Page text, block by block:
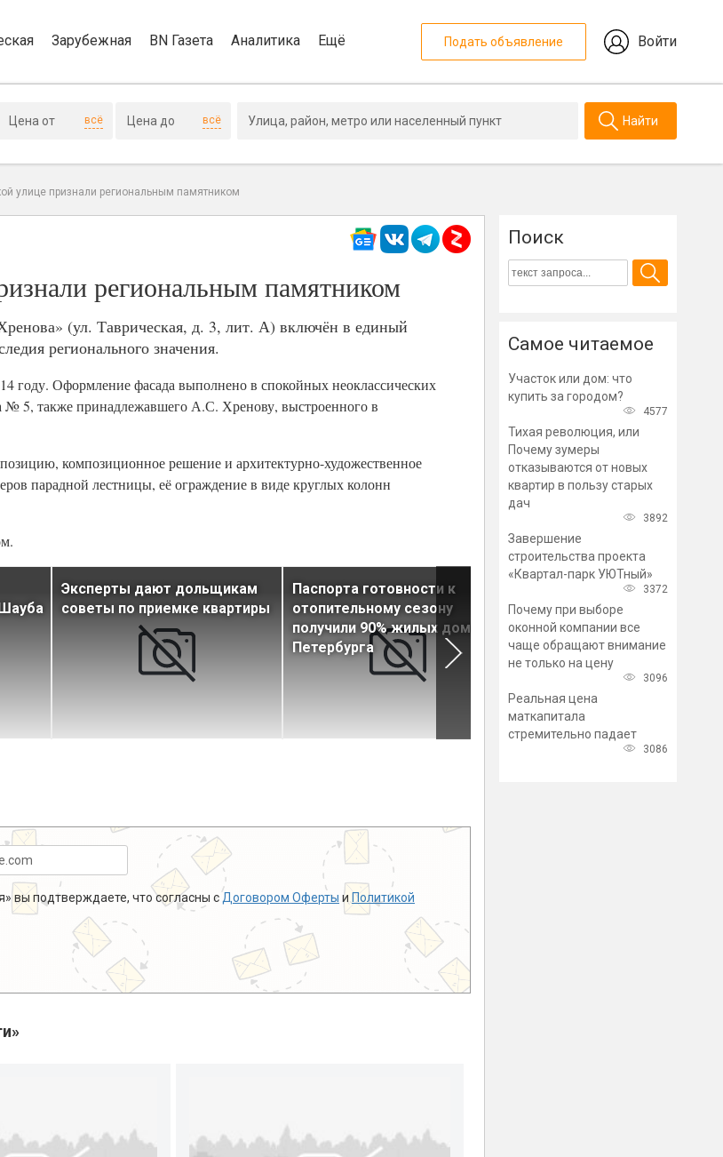
Зарубежная BN Газета Аналитика Ещё Подать объявление Войти
всё всё Найти
улице признали региональным памятником
региональным памятником
(ул. Таврическая, д. 3, лит. А) включён в единый
регионального значения.
году. Оформление фасада выполнено в спокойных неоклассических
№ 5, также принадлежавшего А.С. Хренову, выстроенного в
композиционное решение и архитектурно-художественное
парадной лестницы, её ограждение в виде круглых колонн
Эксперты дают дольщикам
советы по приемке квартиры
Паспорта готовности к
отопительному сезону
получили 90% жилых домов
Петербурга
Строителей Петербурга
поздравили с
профессиональным
праздником в Ледовом
дворце
вы подтверждаете, что согласны с Договором Оферты и Политикой
Поиск
Самое читаемое
Участок или дом: что
купить за городом?
4577
Тихая революция, или
Почему зумеры
отказываются от новых
квартир в пользу старых
дач
3892
Завершение
строительства проекта
«Квартал-парк УЮТный»
3372
Почему при выборе
оконной компании все
чаще обращают внимание
не только на цену
3096
Реальная цена
маткапитала
стремительно падает
3086